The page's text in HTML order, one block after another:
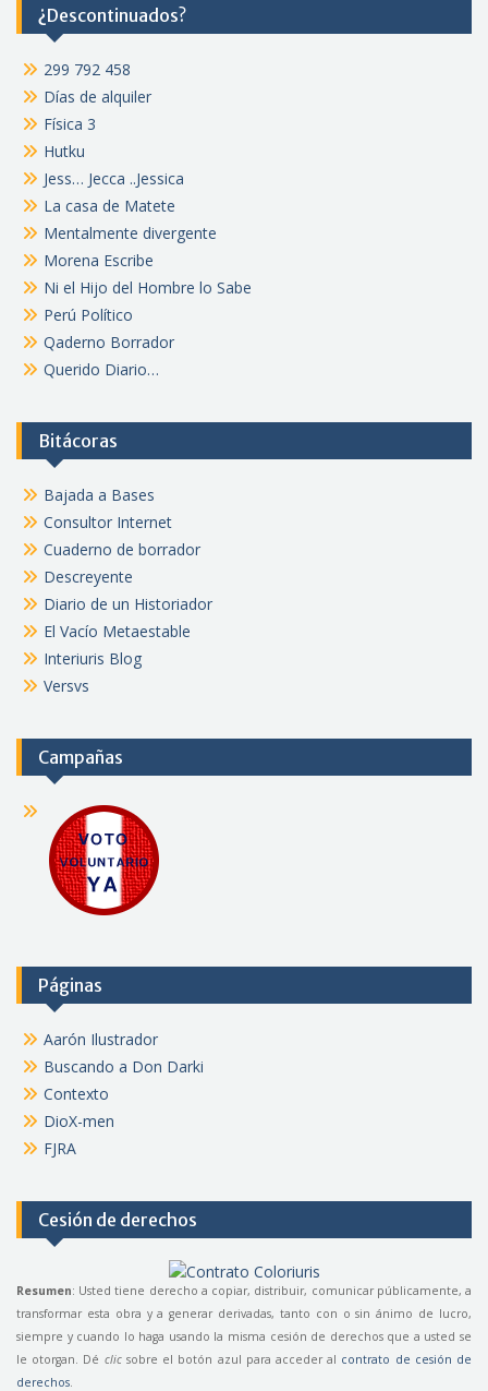
¿Descontinuados?
299 792 458
Días de alquiler
Física 3
Hutku
Jess… Jecca ..Jessica
La casa de Matete
Mentalmente divergente
Morena Escribe
Ni el Hijo del Hombre lo Sabe
Perú Político
Qaderno Borrador
Querido Diario…
Bitácoras
Bajada a Bases
Consultor Internet
Cuaderno de borrador
Descreyente
Diario de un Historiador
El Vacío Metaestable
Interiuris Blog
Versvs
Campañas
Páginas
Aarón Ilustrador
Buscando a Don Darki
Contexto
DioX-men
FJRA
Cesión de derechos
Resumen: Usted tiene derecho a copiar, distribuir, comunicar públicamente, a
transformar esta obra y a generar derivadas, tanto con o sin ánimo de lucro,
siempre y cuando lo haga usando la misma cesión de derechos que a usted se
le otorgan. Dé clicsobre el botón azul para acceder al contrato de cesión de
derechos